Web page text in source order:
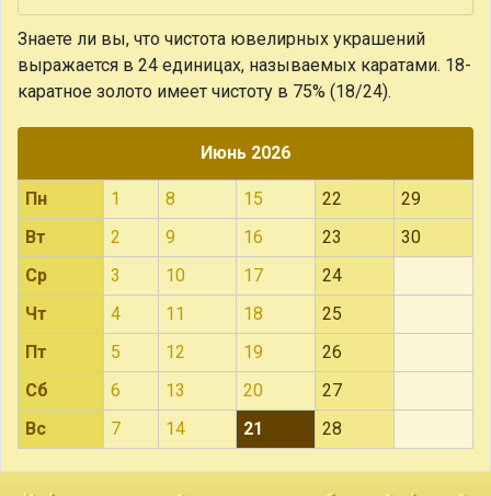
Знаете ли вы, что чистота ювелирных украшений
выражается в 24 единицах, называемых каратами. 18-
каратное золото имеет чистоту в 75% (18/24).
Июнь 2026
Пн 1 8 15 22
29
Вт
2 9 16 23
30
Ср
3 10 17
24
Чт
4 11 18
25
Пт
5 12 19
26
Сб
6 13 20
27
Вс
7 14 21 28